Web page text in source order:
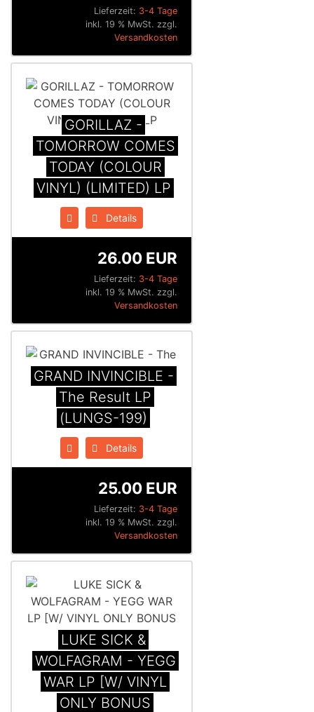
Lieferzeit: 3-4 Tage
inkl. 19 % MwSt. zzgl.
Versandkosten
GORILLAZ -
TOMORROW COMES
TODAY (COLOUR
VINYL) (LIMITED) LP
Details
Lieferzeit: 3-4 Tage
26.00 EUR
inkl. 19 % MwSt. zzgl.
Versandkosten
GRAND INVINCIBLE -
The Result LP
(LUNGS-199)
Details
Lieferzeit: 3-4 Tage
25.00 EUR
inkl. 19 % MwSt. zzgl.
Versandkosten
LUKE SICK &
WOLFAGRAM - YEGG
WAR LP [W/ VINYL
ONLY BONUS